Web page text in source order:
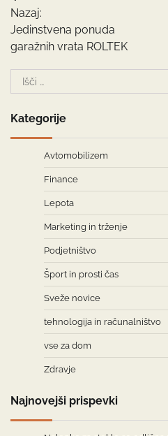
prispevka
Nazaj:
Jedinstvena ponuda
garažnih vrata ROLTEK
Išči:
Kategorije
Avtomobilizem
Finance
Lepota
Marketing in trženje
Podjetništvo
Šport in prosti čas
Sveže novice
tehnologija in računalništvo
vse za dom
Zdravje
Najnovejši prispevki